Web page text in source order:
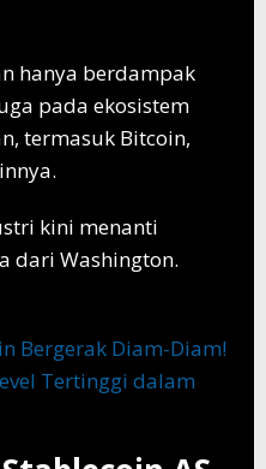
hanya berdampak
pada ekosistem
termasuk Bitcoin,
kini menanti
dari Washington.
Bergerak Diam-Diam!
Tertinggi dalam